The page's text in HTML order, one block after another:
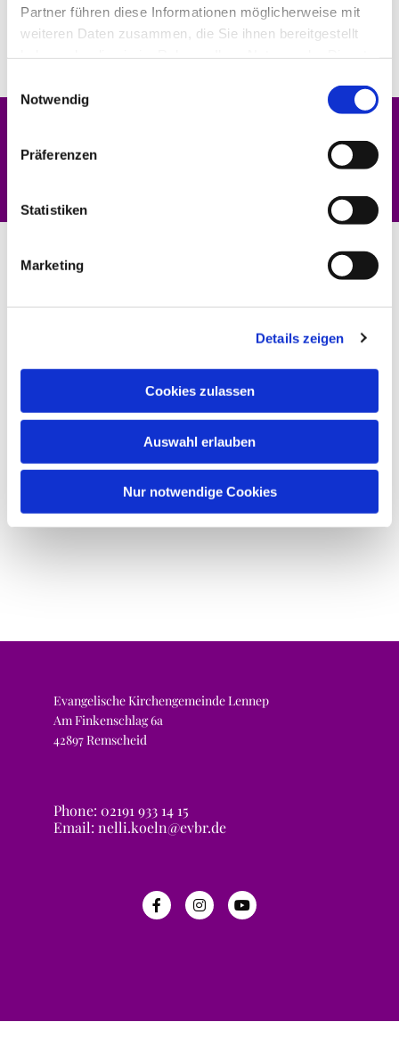
Partner führen diese Informationen möglicherweise mit
weiteren Daten zusammen, die Sie ihnen bereitgestellt
Notwendig
Präferenzen
Statistiken
Marketing
Details zeigen
Cookies zulassen
Auswahl erlauben
Nur notwendige Cookies
Dies könnte Sie auch interessieren
Evangelische Kirchengemeinde Lennep
Am Finkenschlag 6a
42897 Remscheid
Phone: 02191 933 14 15
Email: nelli.koeln@evbr.de